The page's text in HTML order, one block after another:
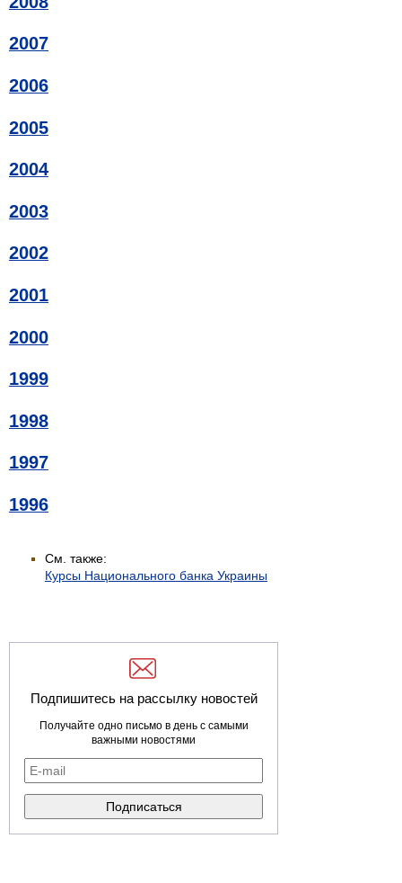
2007
2006
2005
2004
2003
2002
2001
2000
1999
1998
1997
1996
См. также:
Курсы Национального банка Украины
Подпишитесь на рассылку новостей
Получайте одно письмо в день с самыми
важными новостями